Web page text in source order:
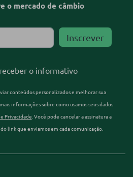
o mercado de câmbio
o informativo
conteúdos personalizados e melhorar sua
informações sobre como usamos seus dados
Privacidade. Você pode cancelar a assinatura a
link que enviamos em cada comunicação.